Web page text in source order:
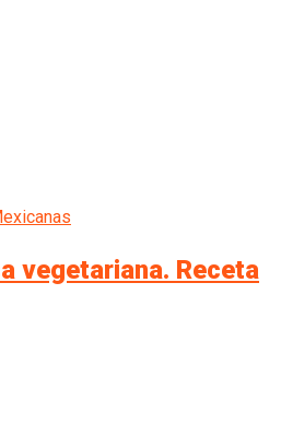
vegetariana. Receta